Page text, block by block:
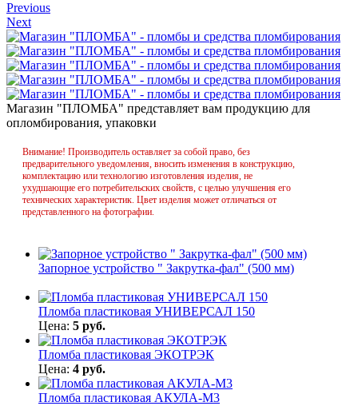
Previous
Next
Магазин "ПЛОМБА" представляет вам продукцию для
опломбирования, упаковки
Внимание! Производитель оставляет за собой право, без
предварительного уведомления, вносить изменения в конструкцию,
комплектацию или технологию изготовления изделия, не
ухудшающие его потребительских свойств, с целью улучшения его
технических характеристик. Цвет изделия может отличаться от
представленного на фотографии.
Запорное устройство " Закрутка-фал" (500 мм)
Пломба пластиковая УНИВЕРСАЛ 150
Цена: 5 руб.
Пломба пластиковая ЭКОТРЭК
Цена: 4 руб.
Пломба пластиковая АКУЛА-М3